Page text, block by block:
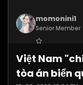
momonini1
Senior Member
Posts:5399
Việt Nam
tòa án biển